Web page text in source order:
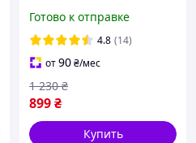
ребристые ультратонкие
классические светящиеся
Готово к отправке
4.8 (14)
от90₴/мес
899₴
1 230 ₴
Купить